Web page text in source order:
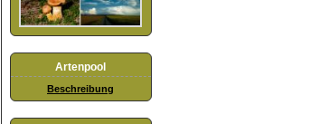
Artenpool
Beschreibung